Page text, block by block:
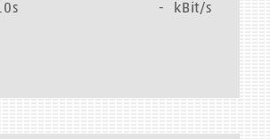
- kBit/s